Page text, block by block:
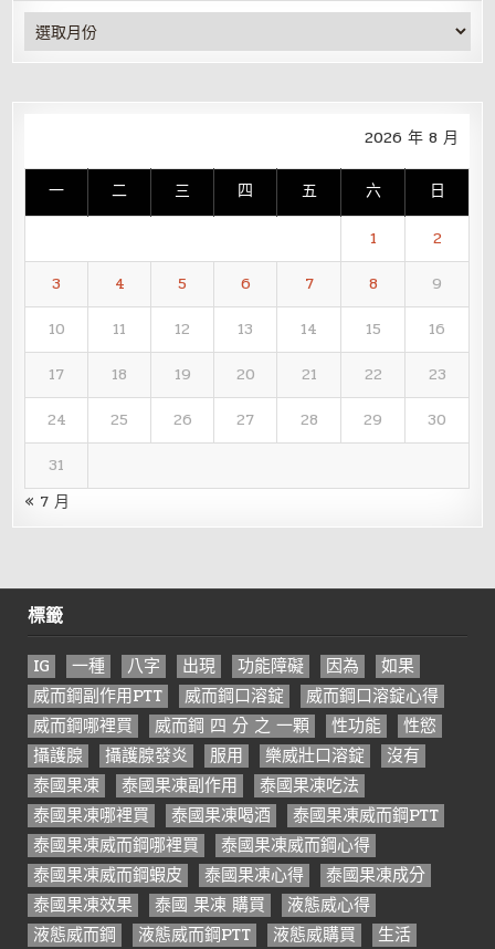
彙
整
2026 年 8 月
一 二 三 四 五 六 日
1
2
3
4 5 6 7 8
9
10
11 12 13 14 15
16
17
18 19 20 21 22
23
24
25 26 27 28 29
30
31
« 7 月
標籤
IG 一種 八字 出現 功能障礙 因為
如果
威而鋼副作用PTT
威而鋼口溶錠
威而鋼口溶錠心得
威而鋼哪裡買
威而鋼 四 分 之 一顆 性功能
性慾
攝護腺
攝護腺發炎 服用 樂威壯口溶錠
沒有
泰國果凍
泰國果凍副作用
泰國果凍吃法
泰國果凍哪裡買
泰國果凍喝酒
泰國果凍威而鋼PTT
泰國果凍威而鋼哪裡買
泰國果凍威而鋼心得
泰國果凍威而鋼蝦皮
泰國果凍心得
泰國果凍成分
泰國果凍效果
泰國 果凍 購買
液態威心得
液態威而鋼
液態威而鋼PTT 液態威購買
生活